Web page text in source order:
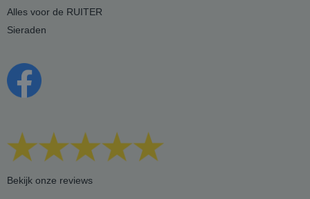
Alles voor de RUITER
Sieraden
Bekijk onze reviews